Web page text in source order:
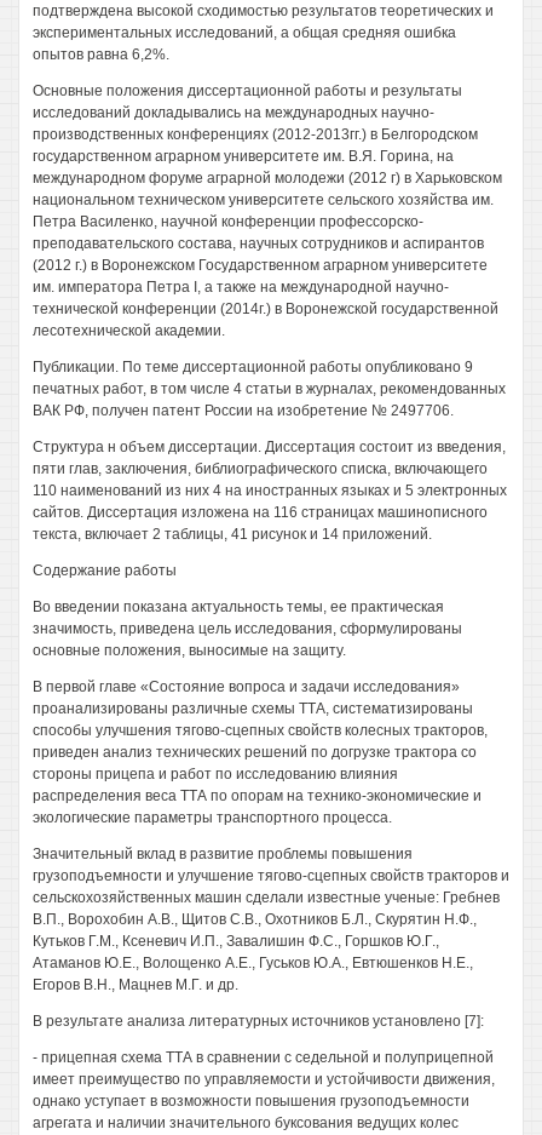
подтверждена высокой сходимостью результатов теоретических и
экспериментальных исследований, а общая средняя ошибка
опытов равна 6,2%.
Основные положения диссертационной работы и результаты
исследований докладывались на международных научно-
производственных конференциях (2012-2013гг.) в Белгородском
государственном аграрном университете им. В.Я. Горина, на
международном форуме аграрной молодежи (2012 г) в Харьковском
национальном техническом университете сельского хозяйства им.
Петра Василенко, научной конференции профессорско-
преподавательского состава, научных сотрудников и аспирантов
(2012 г.) в Воронежском Государственном аграрном университете
им. императора Петра I, а также на международной научно-
технической конференции (2014г.) в Воронежской государственной
лесотехнической академии.
Публикации. По теме диссертационной работы опубликовано 9
печатных работ, в том числе 4 статьи в журналах, рекомендованных
ВАК РФ, получен патент России на изобретение № 2497706.
Структура н объем диссертации. Диссертация состоит из введения,
пяти глав, заключения, библиографического списка, включающего
110 наименований из них 4 на иностранных языках и 5 электронных
сайтов. Диссертация изложена на 116 страницах машинописного
текста, включает 2 таблицы, 41 рисунок и 14 приложений.
Содержание работы
Во введении показана актуальность темы, ее практическая
значимость, приведена цель исследования, сформулированы
основные положения, выносимые на защиту.
В первой главе «Состояние вопроса и задачи исследования»
проанализированы различные схемы ТТА, систематизированы
способы улучшения тягово-сцепных свойств колесных тракторов,
приведен анализ технических решений по догрузке трактора со
стороны прицепа и работ по исследованию влияния
распределения веса ТТА по опорам на технико-экономические и
экологические параметры транспортного процесса.
Значительный вклад в развитие проблемы повышения
грузоподъемности и улучшение тягово-сцепных свойств тракторов и
сельскохозяйственных машин сделали известные ученые: Гребнев
В.П., Ворохобин A.B., Щитов C.B., Охотников Б.Л., Скурятин Н.Ф.,
Кутьков Г.М., Ксеневич И.П., Завалишин Ф.С., Горшков Ю.Г.,
Атаманов Ю.Е., Волощенко А.Е., Гуськов Ю.А., Евтюшенков Н.Е.,
Егоров В.Н., Мацнев М.Г. и др.
В результате анализа литературных источников установлено [7]:
- прицепная схема ТТА в сравнении с седельной и полуприцепной
имеет преимущество по управляемости и устойчивости движения,
однако уступает в возможности повышения грузоподъемности
агрегата и наличии значительного буксования ведущих колес